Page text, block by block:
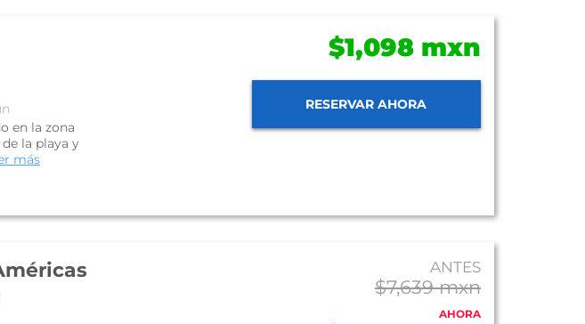
en la zona
la playa y
más
$1,098 mxn
RESERVAR AHORA
ANTES
$7,639 mxn
AHORA